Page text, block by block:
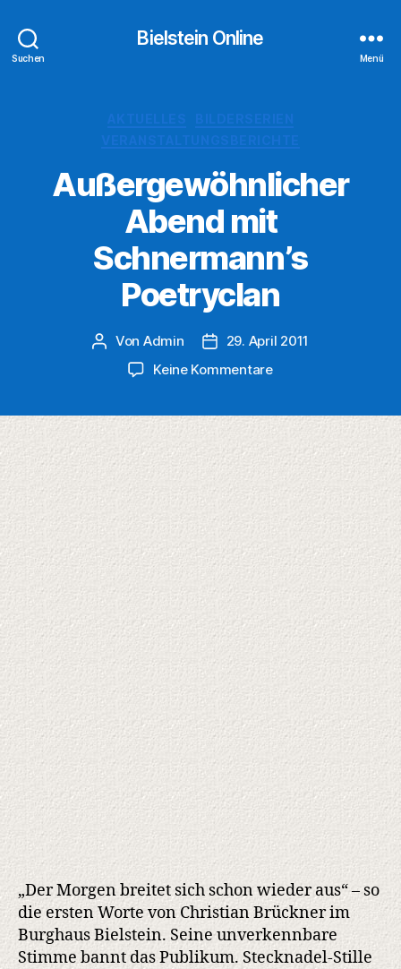
Suchen
Bielstein Online
Menü
Außergewöhnlicher
Abend mit
Schnermann’s
Poetryclan
Beitragsautor
Von Admin Veröffentlichungsdatum
29. April 2011
Keine Kommentarezu
Schnermann’s
Poetryclan
„Der Morgen breitet sich schon wieder aus“ – so
die ersten Worte von Christian Brückner im
Burghaus Bielstein. Seine unverkennbare
Stimme bannt das Publikum. Stecknadel-Stille